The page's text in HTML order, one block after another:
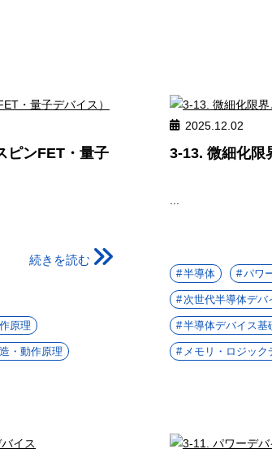
ピンFET・量子
続きを読む
原理
・動作原理
2025.12.02
3-13. 微細化限
半導体 パワ
次世代半導体デバ
半導体デバイス基
メモリ・ロジック